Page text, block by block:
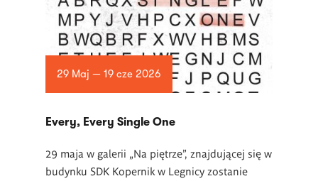
29 Maj — 19 cze 2026
Every, Every Single One
29 maja w galerii „Na piętrze”, znajdującej się w
budynku SDK Kopernik w Legnicy zostanie